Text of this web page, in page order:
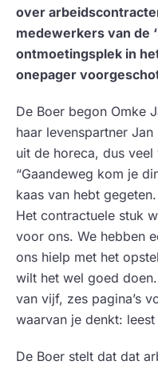
over
medewerkers van de
ontmoetingsplek in
onepager
De Boer begon Omke
haar levenspartner
uit de horeca, dus
“Gaandeweg kom je
kaas van hebt
Het contractuele stuk
voor ons. We hebben
ons hielp met het
wilt het wel goed
van vijf, zes pagina’s
waarvan je denkt: leest
De Boer stelt dat dat